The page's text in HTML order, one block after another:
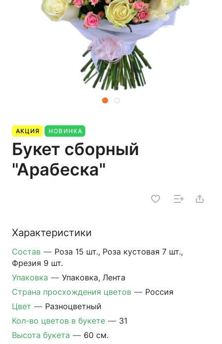
АКЦИЯ НОВИНКА
Букет сборный
"Арабеска"
Характеристики
Состав — Роза 15 шт., Роза кустовая 7 шт.,
Фрезия 9 шт.
Упаковка — Упаковка, Лента
Страна просхождения цветов — Россия
Цвет — Разноцветный
Кол-во цветов в букете — 31
Высота букета — 60 см.